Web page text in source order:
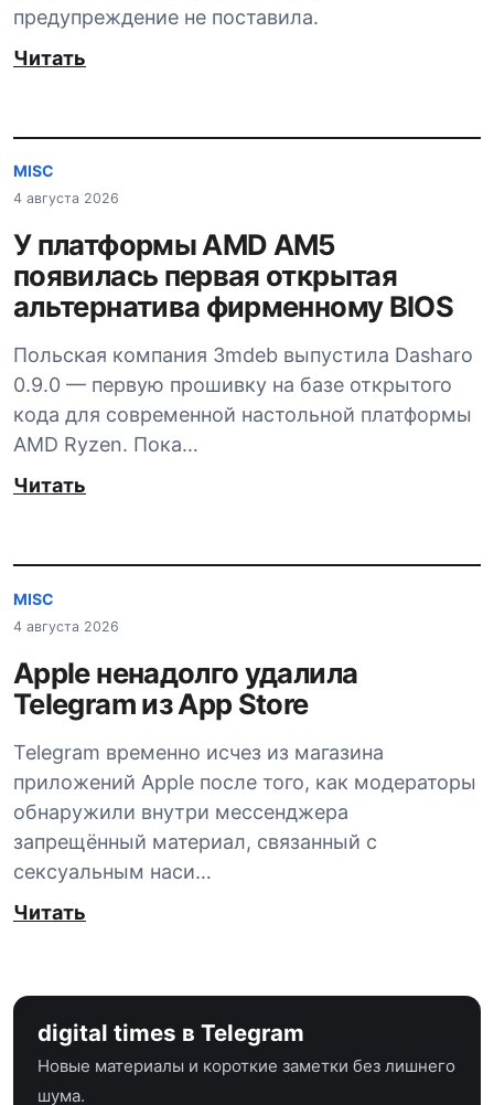
предупреждение не поставила.
Читать
MISC
4 августа 2026
У платформы AMD AM5
появилась первая открытая
альтернатива фирменному BIOS
Польская компания 3mdeb выпустила Dasharo
0.9.0 — первую прошивку на базе открытого
кода для современной настольной платформы
AMD Ryzen. Пока…
Читать
MISC
4 августа 2026
Apple ненадолго удалила
Telegram из App Store
Telegram временно исчез из магазина
приложений Apple после того, как модераторы
обнаружили внутри мессенджера
запрещённый материал, связанный с
сексуальным наси…
Читать
digital times в Telegram
Новые материалы и короткие заметки без лишнего
шума.